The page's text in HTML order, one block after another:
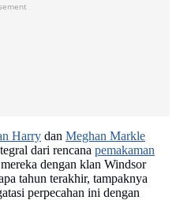
Harry dan Meghan Markle
dari rencana pemakaman
dengan klan Windsor
tahun terakhir, tampaknya
perpecahan ini dengan